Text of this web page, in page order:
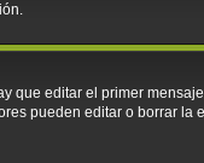
editar el primer
pueden editar o borrar la